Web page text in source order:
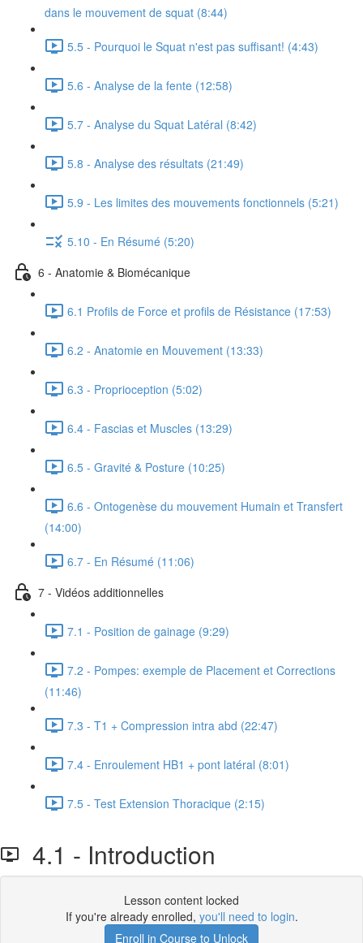
dans le mouvement de squat (8:44)
5.5 - Pourquoi le Squat n'est pas suffisant! (4:43)
5.6 - Analyse de la fente (12:58)
5.7 - Analyse du Squat Latéral (8:42)
5.8 - Analyse des résultats (21:49)
5.9 - Les limites des mouvements fonctionnels (5:21)
5.10 - En Résumé (5:20)
6 - Anatomie & Biomécanique
6.1 Profils de Force et profils de Résistance (17:53)
6.2 - Anatomie en Mouvement (13:33)
6.3 - Proprioception (5:02)
6.4 - Fascias et Muscles (13:29)
6.5 - Gravité & Posture (10:25)
6.6 - Ontogenèse du mouvement Humain et Transfert
(14:00)
6.7 - En Résumé (11:06)
7 - Vidéos additionnelles
7.1 - Position de gainage (9:29)
7.2 - Pompes: exemple de Placement et Corrections
(11:46)
7.3 - T1 + Compression intra abd (22:47)
7.4 - Enroulement HB1 + pont latéral (8:01)
7.5 - Test Extension Thoracique (2:15)
4.1 - Introduction
Lesson content locked
If you're already enrolled, you'll need to login.
Enroll in Course to Unlock